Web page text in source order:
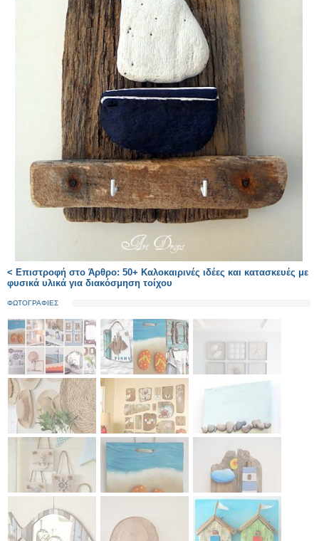
< Επιστροφή στο Άρθρο: 50+ Καλοκαιρινές ιδέες και κατασκευές με
φυσικά υλικά για διακόσμηση τοίχου
ΦΩΤΟΓΡΑΦΙΕΣ